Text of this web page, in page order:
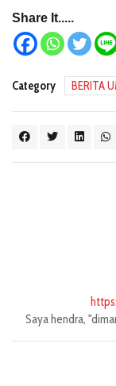
Share It.....
Category BERITA
Saya hendra,